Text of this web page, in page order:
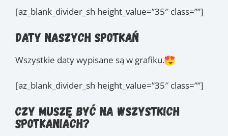
[az_blank_divider_sh height_value=”35″ class=””]
Daty naszych spotkań
Wszystkie daty wypisane są w grafiku.
[az_blank_divider_sh height_value=”35″ class=””]
Czy muszę być na wszystkich
spotkaniach?